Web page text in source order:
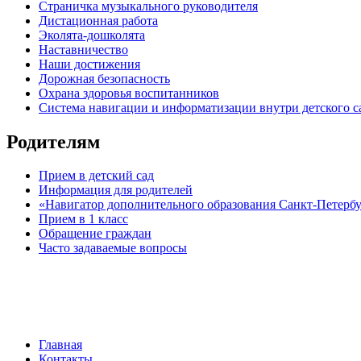
Страничка музыкального руководителя
Дистационная работа
Эколята-дошколята
Наставничество
Наши достижения
Дорожная безопасность
Охрана здоровья воспитанников
Система навигации и информатизации внутри детского
Родителям
Прием в детский сад
Информация для родителей
«Навигатор дополнительного образования Санкт-
Прием в 1 класс
Обращение граждан
Часто задаваемые вопросы
Главная